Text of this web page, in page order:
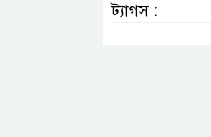
ট্যাগস :